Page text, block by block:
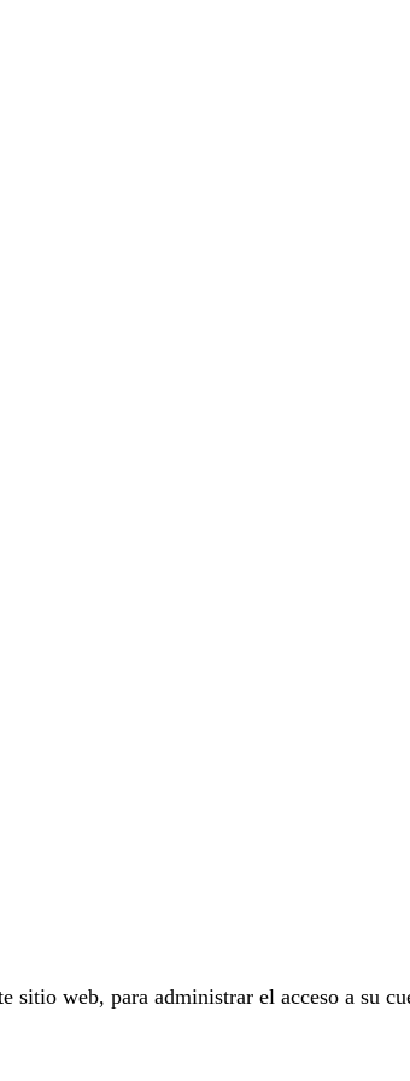
sitio web, para administrar el acceso a su